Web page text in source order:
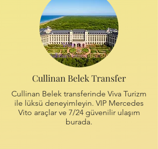
Cullinan Belek Transfer
Cullinan Belek transferinde Viva Turizm
ile lüksü deneyimleyin. VIP Mercedes
Vito araçlar ve 7/24 güvenilir ulaşım
burada.